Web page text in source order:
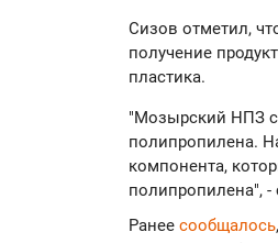
Сизов отметил,
получение
пластика.
"Мозырский НПЗ
полипропилена.
компонента,
полипропилена",
Ранее сообщалось